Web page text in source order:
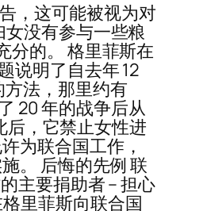
，这可能被视为对
没有参与一些粮
分的。 格里菲斯在
说明了自去年 12
法，那里约有
20 年的战争后从
后，它禁止女性进
为联合国工作，
。 后悔的先例 联
主要捐助者 – 担心
里菲斯向联合国